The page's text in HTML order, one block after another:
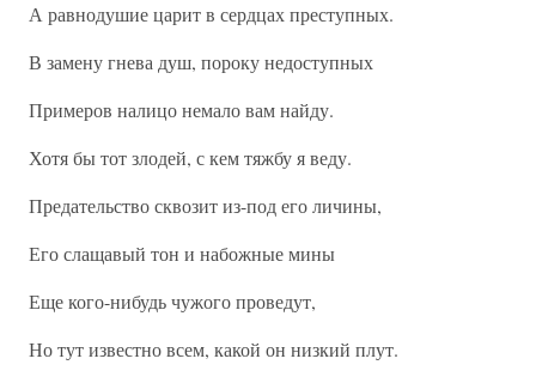
А равнодушие царит в сердцах преступных.
В замену гнева душ, пороку недоступных
Примеров налицо немало вам найду.
Хотя бы тот злодей, с кем тяжбу я веду.
Предательство сквозит из-под его личины,
Его слащавый тон и набожные мины
Еще кого-нибудь чужого проведут,
Но тут известно всем, какой он низкий плут.